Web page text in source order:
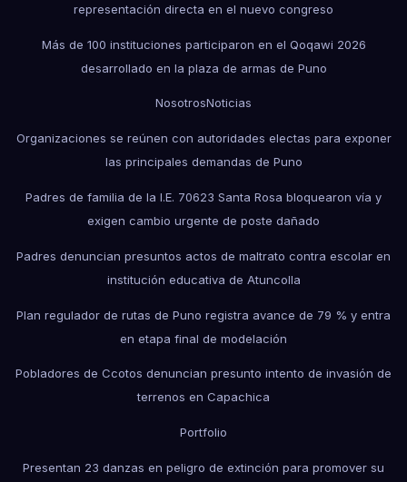
representación directa en el nuevo congreso
Más de 100 instituciones participaron en el Qoqawi 2026
desarrollado en la plaza de armas de Puno
NosotrosNoticias
Organizaciones se reúnen con autoridades electas para exponer
las principales demandas de Puno
Padres de familia de la I.E. 70623 Santa Rosa bloquearon vía y
exigen cambio urgente de poste dañado
Padres denuncian presuntos actos de maltrato contra escolar en
institución educativa de Atuncolla
Plan regulador de rutas de Puno registra avance de 79 % y entra
en etapa final de modelación
Pobladores de Ccotos denuncian presunto intento de invasión de
terrenos en Capachica
Portfolio
Presentan 23 danzas en peligro de extinción para promover su